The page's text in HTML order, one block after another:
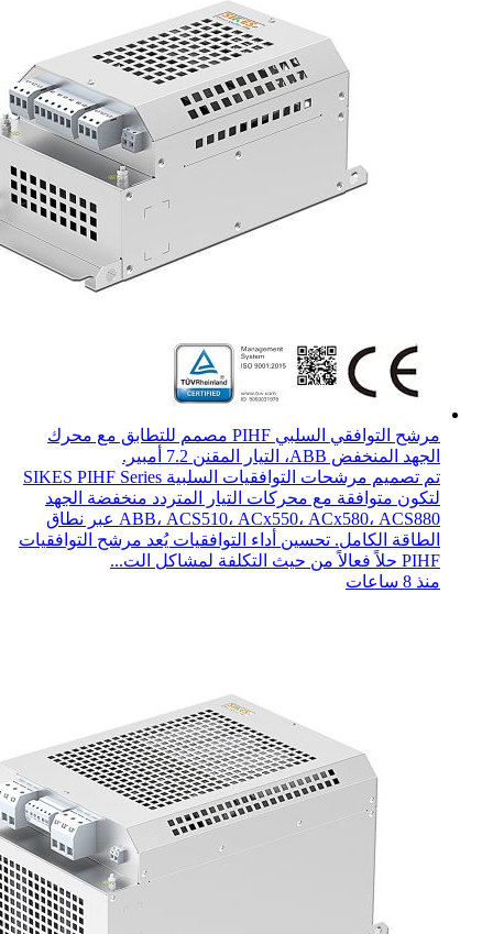
مرشح التوافقي السلبي PIHF مصمم للتطابق مع محرك
الجهد المنخفض ABB، التيار المقنن 7.2 أمبير.
تم تصميم مرشحات التوافقيات السلبية SIKES PIHF Series
لتكون متوافقة مع محركات التيار المتردد منخفضة الجهد
ABB، ACS510، ACx550، ACx580، ACS880 عبر نطاق
الطاقة الكامل. تحسين أداء التوافقيات يُعد مرشح التوافقيات
PIHF حلاً فعالاً من حيث التكلفة لمشاكل الت...
منذ 8 ساعات